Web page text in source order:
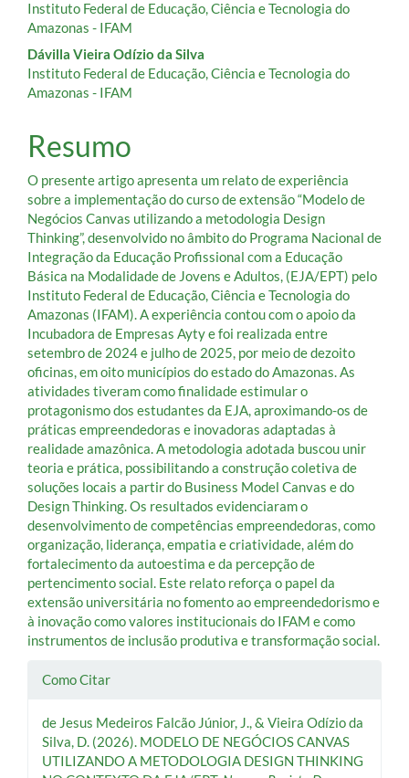
do
artigo
principal
Instituto Federal de Educação, Ciência e Tecnologia do
Amazonas - IFAM
Dávilla Vieira Odízio da Silva
Instituto Federal de Educação, Ciência e Tecnologia do
Amazonas - IFAM
Resumo
O presente artigo apresenta um relato de experiência
sobre a implementação do curso de extensão “Modelo de
Negócios Canvas utilizando a metodologia Design
Thinking”, desenvolvido no âmbito do Programa Nacional de
Integração da Educação Profissional com a Educação
Básica na Modalidade de Jovens e Adultos, (EJA/EPT) pelo
Instituto Federal de Educação, Ciência e Tecnologia do
Amazonas (IFAM). A experiência contou com o apoio da
Incubadora de Empresas Ayty e foi realizada entre
setembro de 2024 e julho de 2025, por meio de dezoito
oficinas, em oito municípios do estado do Amazonas. As
atividades tiveram como finalidade estimular o
protagonismo dos estudantes da EJA, aproximando-os de
práticas empreendedoras e inovadoras adaptadas à
realidade amazônica. A metodologia adotada buscou unir
teoria e prática, possibilitando a construção coletiva de
soluções locais a partir do Business Model Canvas e do
Design Thinking. Os resultados evidenciaram o
desenvolvimento de competências empreendedoras, como
organização, liderança, empatia e criatividade, além do
fortalecimento da autoestima e da percepção de
pertencimento social. Este relato reforça o papel da
extensão universitária no fomento ao empreendedorismo e
à inovação como valores institucionais do IFAM e como
instrumentos de inclusão produtiva e transformação social.
Detalhes
artigo
Como Citar
de Jesus Medeiros Falcão Júnior, J., & Vieira Odízio da
Silva, D. (2026). MODELO DE NEGÓCIOS CANVAS
UTILIZANDO A METODOLOGIA DESIGN THINKING